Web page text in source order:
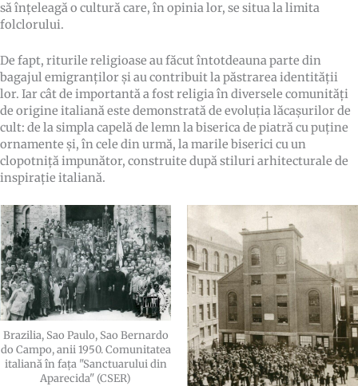
să înțeleagă o cultură care, în opinia lor, se situa la limita
folclorului.
De fapt, riturile religioase au făcut întotdeauna parte din
bagajul emigranților și au contribuit la păstrarea identității
lor. Iar cât de importantă a fost religia în diversele comunități
de origine italiană este demonstrată de evoluția lăcașurilor de
cult: de la simpla capelă de lemn la biserica de piatră cu puține
ornamente și, în cele din urmă, la marile biserici cu un
clopotniță impunător, construite după stiluri arhitecturale de
inspirație italiană.
Brazilia, Sao Paulo, Sao Bernardo
do Campo, anii 1950. Comunitatea
italiană în fața "Sanctuarului din
Aparecida" (CSER)